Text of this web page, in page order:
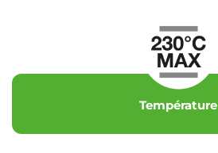
Température